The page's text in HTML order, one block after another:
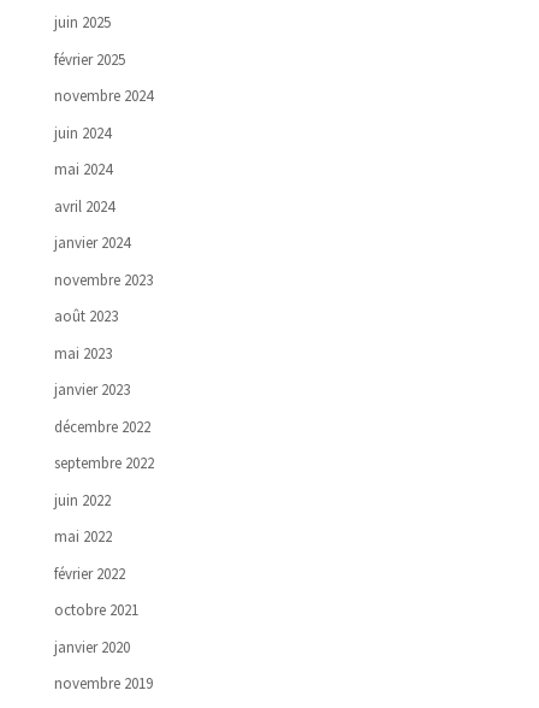
juin 2025
février 2025
novembre 2024
juin 2024
mai 2024
avril 2024
janvier 2024
novembre 2023
août 2023
mai 2023
janvier 2023
décembre 2022
septembre 2022
juin 2022
mai 2022
février 2022
octobre 2021
janvier 2020
novembre 2019